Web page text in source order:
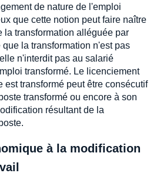
de nature de l'emploi
que cette notion peut faire naître
la transformation alléguée par
que la transformation n'est pas
n'interdit pas au salarié
transformé. Le licenciement
est transformé peut être consécutif
transformé ou encore à son
résultant de la
à la modification